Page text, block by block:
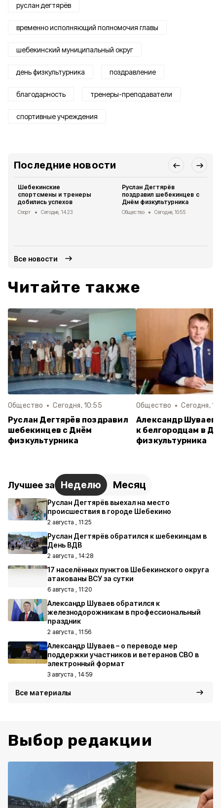
руслан дегтярёв
временно исполняющий полномочия главы
шебекинский муниципальный округ
день физкультурника поздравление
благодарность тренеры-преподаватели
спортивные учреждения
Последние новости
Шебекинские
спортсмены и тренеры
добились успехов
Спорт Сегодня, 14:23
Руслан Дегтярёв
поздравил шебекинцев с
Днём физкультурника
Общество Сегодня, 10:55
Все новости
Читайте также
Общество Сегодня, 10:55
Руслан Дегтярёв поздравил
шебекинцев с Днём
физкультурника
Общество Сегодня,
Александр Шуваев
к белгородцам в
физкультурника
Лучшее за Неделю Месяц
Руслан Дегтярёв выехал на место
происшествия в городе Шебекино
2 августа , 11:25
Руслан Дегтярёв обратился к шебекинцам в
День ВДВ
2 августа , 14:28
17 населённых пунктов Шебекинского округа
атакованы ВСУ за сутки
6 августа , 11:20
Александр Шуваев обратился к
железнодорожникам в профессиональный
праздник
2 августа , 11:56
Александр Шуваев – о переводе мер
поддержки участников и ветеранов СВО в
электронный формат
3 августа , 14:59
Все материалы
Выбор редакции